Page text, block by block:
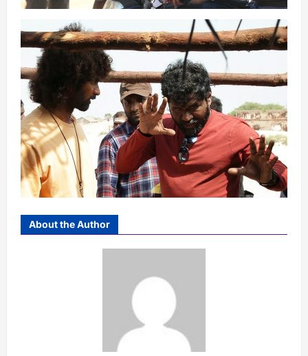
About the Author